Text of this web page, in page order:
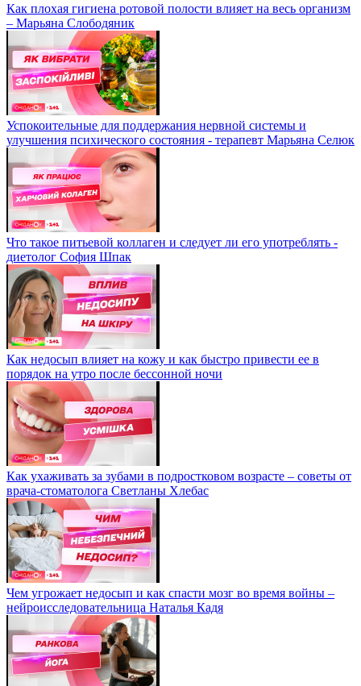
Как плохая гигиена ротовой полости влияет на весь организм
– Марьяна Слободяник
Успокоительные для поддержания нервной системы и
улучшения психического состояния - терапевт Марьяна Селюк
Что такое питьевой коллаген и следует ли его употреблять -
диетолог София Шпак
Как недосып влияет на кожу и как быстро привести ее в
порядок на утро после бессонной ночи
Как ухаживать за зубами в подростковом возрасте – советы от
врача-стоматолога Светланы Хлебас
Чем угрожает недосып и как спасти мозг во время войны –
нейроисследовательница Наталья Кадя